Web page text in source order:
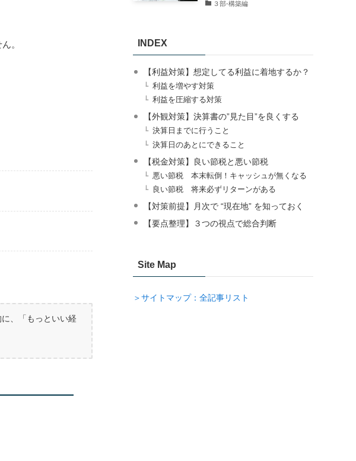
。
に、「もっといい経
３部-構築編
INDEX
【利益対策】想定してる利益に着地するか？
利益を増やす対策
利益を圧縮する対策
【外観対策】決算書の”見た目”を良くする
決算日までに行うこと
決算日のあとにできること
【税金対策】良い節税と悪い節税
悪い節税 本末転倒！キャッシュが無くなる
良い節税 将来必ずリターンがある
【対策前提】月次で “現在地” を知っておく
【要点整理】３つの視点で総合判断
Site Map
＞サイトマップ：全記事リスト